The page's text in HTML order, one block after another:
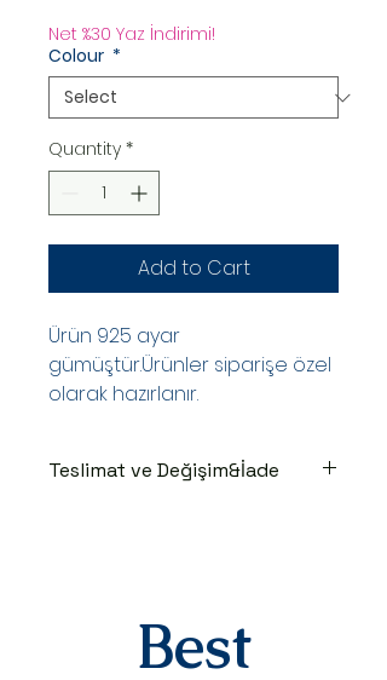
Net %30 Yaz İndirimi!
Colour *
Quantity *
Add to Cart
Ürün 925 ayar
gümüştür.Ürünler siparişe özel
olarak hazırlanır.
Teslimat ve Değişim&İade
takip numaranız,anlaşmalı kargo
firmamız olan Yurtiçi Kargo
Best